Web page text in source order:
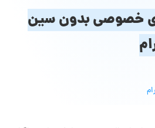
خصوصی بدون سین